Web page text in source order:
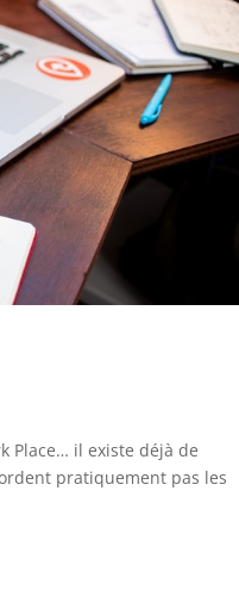
Place… il existe déjà de
pratiquement pas les